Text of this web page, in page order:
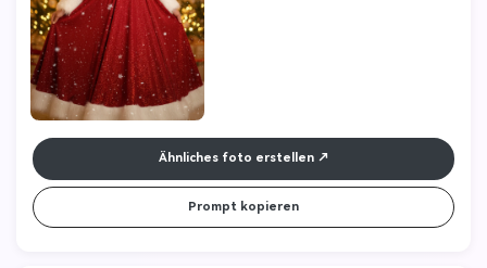
Ähnliches foto erstellen
Prompt kopieren